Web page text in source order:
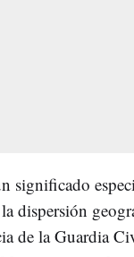
significado
dispersión
de la Guardia